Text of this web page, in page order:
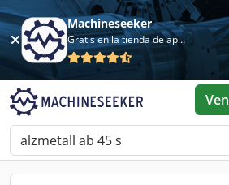
Machineseeker
Gratis en la tienda de aplicaciones